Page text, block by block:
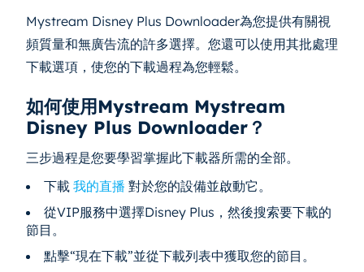
Mystream Disney Plus Downloader為您提供有關視
頻質量和無廣告流的許多選擇。您還可以使用其批處理
下載選項，使您的下載過程為您輕鬆。
如何使用Mystream Mystream
Disney Plus Downloader？
三步過程是您要學習掌握此下載器所需的全部。
下載 我的直播 對於您的設備並啟動它。
從VIP服務中選擇Disney Plus，然後搜索要下載的
節目。
點擊“現在下載”並從下載列表中獲取您的節目。